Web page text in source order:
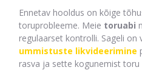
Ennetav hooldus on kõige
toruprobleeme. Meie toruabi
regulaarset kontrolli. Sageli on
ummistuste likvideerimine
rasva ja sette kogunemist toru